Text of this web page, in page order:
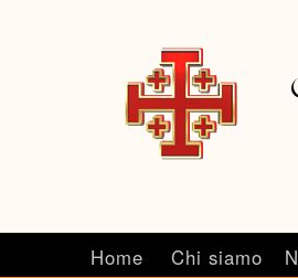
Home Chi siamo